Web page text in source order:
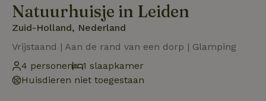
Natuurhuisje in Leiden
Zuid-Holland, Nederland
Vrijstaand | Aan de rand van een dorp | Glamping
4 personen
1 slaapkamer
Huisdieren niet toegestaan